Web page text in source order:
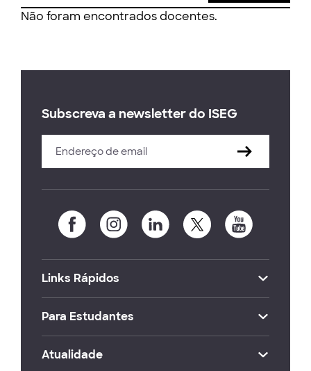
Não foram encontrados docentes.
Subscreva a newsletter do ISEG
Links Rápidos
Para Estudantes
Atualidade